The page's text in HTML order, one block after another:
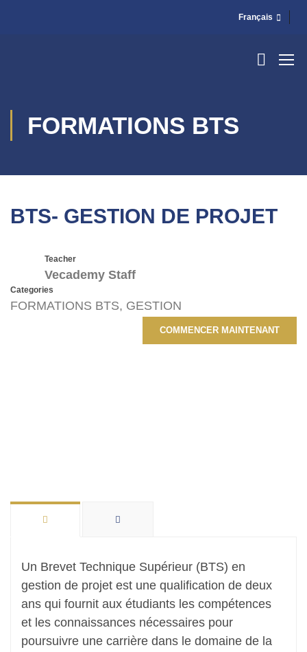
Français
FORMATIONS BTS
BTS- GESTION DE PROJET
Teacher
Vecademy Staff
Categories
FORMATIONS BTS, GESTION
COMMENCER MAINTENANT
Un Brevet Technique Supérieur (BTS) en
gestion de projet est une qualification de deux
ans qui fournit aux étudiants les compétences
et les connaissances nécessaires pour
poursuivre une carrière dans le domaine de la